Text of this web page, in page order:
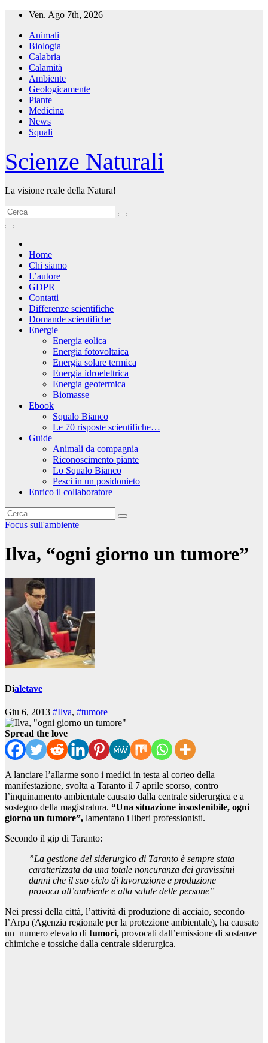
Salta
contenuto
Ven. Ago 7th, 2026
Animali
Biologia
Calabria
Calamità
Ambiente
Geologicamente
Piante
Medicina
News
Squali
Scienze Naturali
La visione reale della Natura!
Home
Chi siamo
L’autore
GDPR
Contatti
Differenze scientifiche
Domande scientifiche
Energie
Energia eolica
Energia fotovoltaica
Energia solare termica
Energia idroelettrica
Energia geotermica
Biomasse
Ebook
Squalo Bianco
Le 70 risposte scientifiche…
Guide
Animali da compagnia
Riconoscimento piante
Lo Squalo Bianco
Pesci in un posidonieto
Enrico il collaboratore
Focus sull'ambiente
Ilva, “ogni giorno un tumore”
Dialetave
Giu 6, 2013 #Ilva, #tumore
Spread the love
A lanciare l’allarme sono i medici in testa al corteo della
manifestazione, svolta a Taranto il 7 aprile scorso, contro
l’inquinamento ambientale causato dalla centrale siderurgica e a
sostegno della magistratura. “Una situazione insostenibile, ogni
giorno un tumore”, lamentano i liberi professionisti.
Secondo il gip di Taranto:
”La gestione del siderurgico di Taranto è sempre stata
caratterizzata da una totale noncuranza dei gravissimi
danni che il suo ciclo di lavorazione e produzione
provoca all’ambiente e alla salute delle persone”
Nei pressi della città, l’attività di produzione di acciaio, secondo
l’Arpa (Agenzia regionale per la protezione ambientale), ha causato
un numero elevato di tumori, provocati dall’emissione di sostanze
chimiche e tossiche dalla centrale siderurgica.